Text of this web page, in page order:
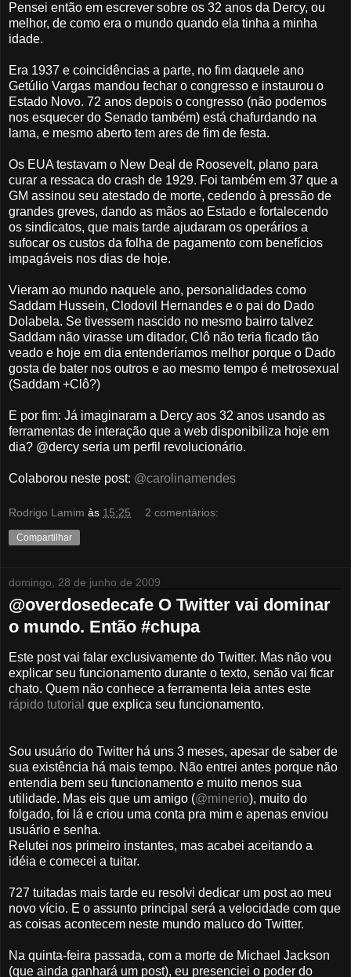
Pensei então em escrever sobre os 32 anos da Dercy, ou
melhor, de como era o mundo quando ela tinha a minha
idade.
Era 1937 e coincidências a parte, no fim daquele ano
Getúlio Vargas mandou fechar o congresso e instaurou o
Estado Novo. 72 anos depois o congresso (não podemos
nos esquecer do Senado também) está chafurdando na
lama, e mesmo aberto tem ares de fim de festa.
Os EUA testavam o New Deal de Roosevelt, plano para
curar a ressaca do crash de 1929. Foi também em 37 que a
GM assinou seu atestado de morte, cedendo à pressão de
grandes greves, dando as mãos ao Estado e fortalecendo
os sindicatos, que mais tarde ajudaram os operários a
sufocar os custos da folha de pagamento com benefícios
impagáveis nos dias de hoje.
Vieram ao mundo naquele ano, personalidades como
Saddam Hussein, Clodovil Hernandes e o pai do Dado
Dolabela. Se tivessem nascido no mesmo bairro talvez
Saddam não virasse um ditador, Clô não teria ficado tão
veado e hoje em dia entenderíamos melhor porque o Dado
gosta de bater nos outros e ao mesmo tempo é metrosexual
(Saddam +Clô?)
E por fim: Já imaginaram a Dercy aos 32 anos usando as
ferramentas de interação que a web disponibiliza hoje em
dia? @dercy seria um perfil revolucionário.
Colaborou neste post: @carolinamendes
Rodrigo Lamim às 15:25 2 comentários:
Compartilhar
domingo, 28 de junho de 2009
@overdosedecafe O Twitter vai dominar
o mundo. Então #chupa
Este post vai falar exclusivamente do Twitter. Mas não vou
explicar seu funcionamento durante o texto, senão vai ficar
chato. Quem não conhece a ferramenta leia antes este
rápido tutorial que explica seu funcionamento.
Sou usuário do Twitter há uns 3 meses, apesar de saber de
sua existência há mais tempo. Não entrei antes porque não
entendia bem seu funcionamento e muito menos sua
utilidade. Mas eis que um amigo (@minerio), muito do
folgado, foi lá e criou uma conta pra mim e apenas enviou
usuário e senha.
Relutei nos primeiro instantes, mas acabei aceitando a
idéia e comecei a tuitar.
727 tuitadas mais tarde eu resolvi dedicar um post ao meu
novo vício. E o assunto principal será a velocidade com que
as coisas acontecem neste mundo maluco do Twitter.
Na quinta-feira passada, com a morte de Michael Jackson
(que ainda ganhará um post), eu presenciei o poder do